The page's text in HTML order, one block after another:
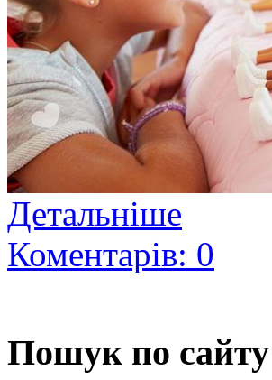
Детальніше
Коментарів: 0
Пошук по сайту